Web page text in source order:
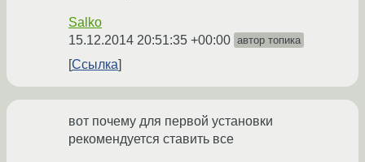
Salko
15.12.2014 20:51:35 +00:00 автор топика
Ссылка
вот почему для первой установки
рекомендуется ставить все